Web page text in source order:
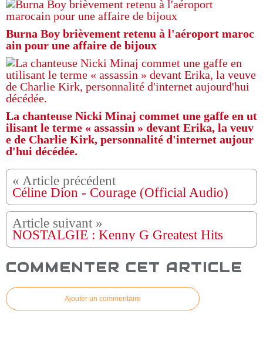
Burna Boy brièvement retenu à l'aéroport maroc
ain pour une affaire de bijoux
La chanteuse Nicki Minaj commet une gaffe en ut
ilisant le terme « assassin » devant Erika, la veuv
e de Charlie Kirk, personnalité d'internet aujour
d'hui décédée.
Céline Dion - Courage (Official Audio)
NOSTALGIE : Kenny G Greatest Hits
COMMENTER CET ARTICLE
Ajouter un commentaire